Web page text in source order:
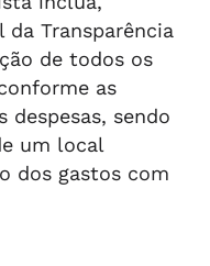
Transparência
de todos os
as
despesas, sendo
um local
dos gastos com